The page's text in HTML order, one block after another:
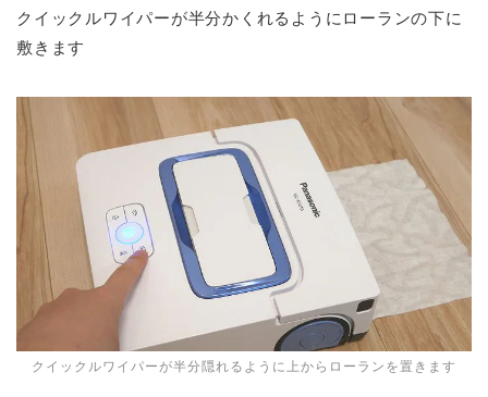
クイックルワイパーが半分かくれるようにローランの下に
敷きます
クイックルワイパーが半分隠れるように上からローランを置きます